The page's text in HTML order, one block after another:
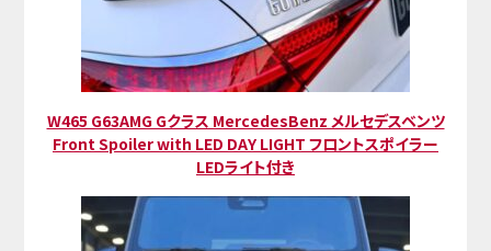
W465 G63AMG Gクラス MercedesBenz メルセデスベンツ
Front Spoiler with LED DAY LIGHT フロントスポイラー
LEDライト付き